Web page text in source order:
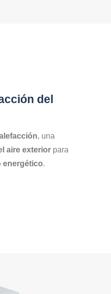
del
, una
aire exterior para
energético.